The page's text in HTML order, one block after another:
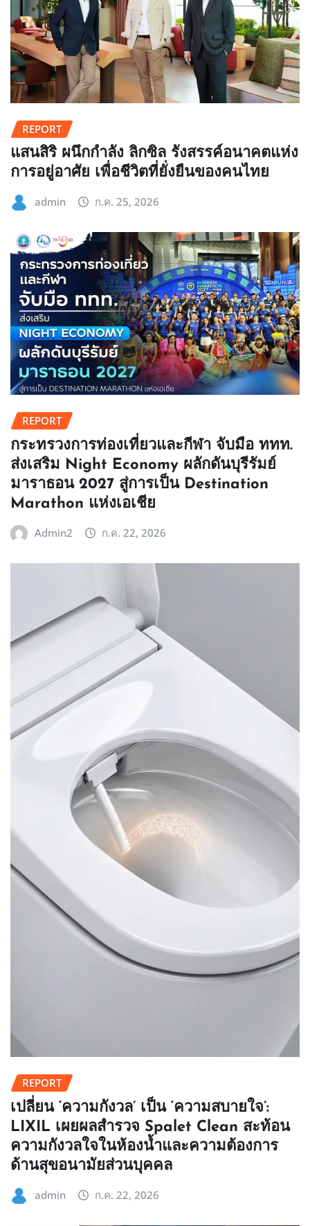
REPORT
แสนสิริ ผนึกกำลัง ลิกซิล รังสรรค์อนาคตแห่ง
การอยู่อาศัย เพื่อชีวิตที่ยั่งยืนของคนไทย
admin ก.ค. 25, 2026
REPORT
กระทรวงการท่องเที่ยวและกีฬา จับมือ ททท.
ส่งเสริม Night Economy ผลักดันบุรีรัมย์
มาราธอน 2027 สู่การเป็น Destination
Marathon แห่งเอเชีย
Admin2 ก.ค. 22, 2026
REPORT
เปลี่ยน ‘ความกังวล’ เป็น ‘ความสบายใจ’:
LIXIL เผยผลสำรวจ Spalet Clean สะท้อน
ความกังวลใจในห้องน้ำและความต้องการ
ด้านสุขอนามัยส่วนบุคคล
admin ก.ค. 22, 2026